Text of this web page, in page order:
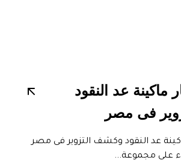
ماكينة عد النقود
فى مصر
عد النقود وكشف التزوير فى مصر
على مجموعة...